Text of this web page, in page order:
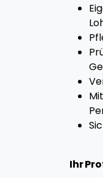
Ihr